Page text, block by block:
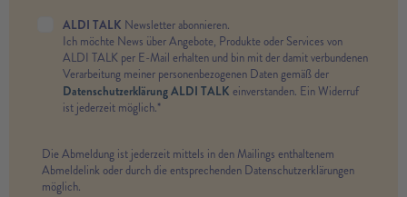
ALDI TALK Newsletter abonnieren.
Ich möchte News über Angebote, Produkte oder Services von
ALDI TALK per E-Mail erhalten und bin mit der damit verbundenen
Verarbeitung meiner personenbezogenen Daten gemäß der
Datenschutzerklärung ALDI TALK einverstanden. Ein Widerruf
ist jederzeit möglich.*
Die Abmeldung ist jederzeit mittels in den Mailings enthaltenem
Abmeldelink oder durch die entsprechenden Datenschutzerklärungen
möglich.